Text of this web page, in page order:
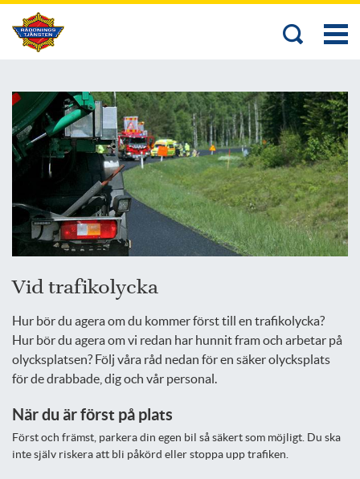
Vid trafikolycka
Hur bör du agera om du kommer först till en trafikolycka?
Hur bör du agera om vi redan har hunnit fram och arbetar på
olycksplatsen? Följ våra råd nedan för en säker olycksplats
för de drabbade, dig och vår personal.
När du är först på plats
Först och främst, parkera din egen bil så säkert som möjligt. Du ska
inte själv riskera att bli påkörd eller stoppa upp trafiken.